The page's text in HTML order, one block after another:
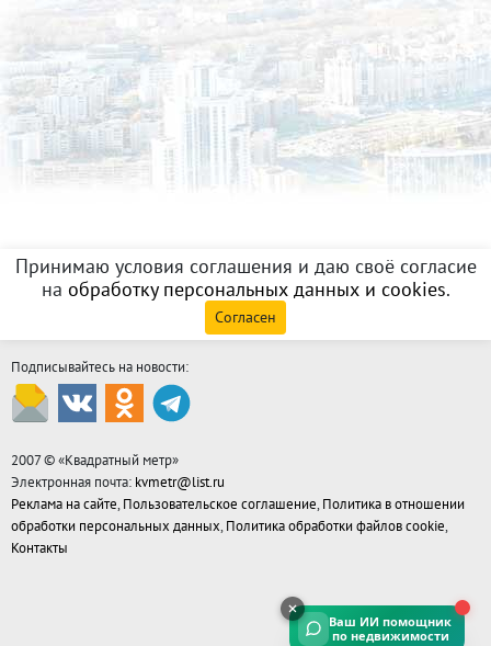
Принимаю условия соглашения и даю своё согласие
на обработку персональных данных и cookies.
Согласен
Подписывайтесь на новости:
2007 © «Квадратный метр»
Электронная почта: kvmetr@list.ru
Реклама на сайте, Пользовательское соглашение, Политика в отношении
обработки персональных данных, Политика обработки файлов cookie,
Контакты
Ваш ИИ помощник
по недвижимости